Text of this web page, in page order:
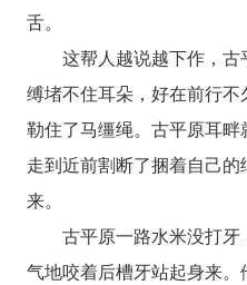
舌。
这帮人越说越下作，
缚堵不住耳朵，好在前行
勒住了马缰绳。古平原耳
走到近前割断了捆着自己
来。
古平原一路水米没打
气地咬着后槽牙站起身来